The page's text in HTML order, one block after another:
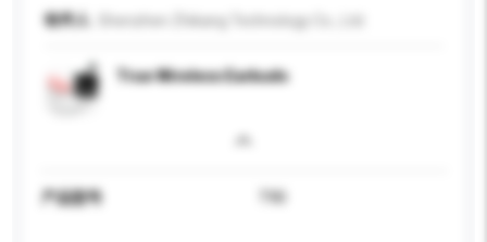
收件人
True Wireless Earbuds
产品型号 T90